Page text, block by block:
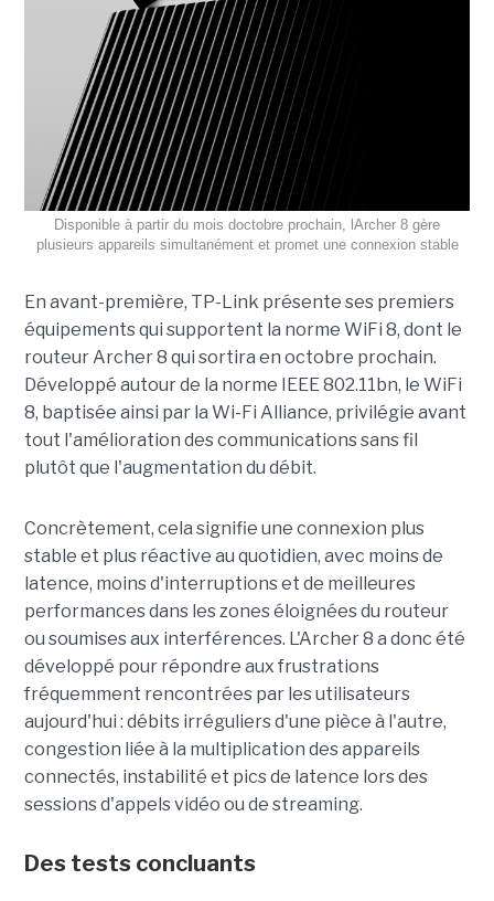
Disponible à partir du mois doctobre prochain, lArcher 8 gère
plusieurs appareils simultanément et promet une connexion stable
En avant-première, TP-Link présente ses premiers
équipements qui supportent la norme WiFi 8, dont le
routeur Archer 8 qui sortira en octobre prochain.
Développé autour de la norme IEEE 802.11bn, le WiFi
8, baptisée ainsi par la Wi-Fi Alliance, privilégie avant
tout l'amélioration des communications sans fil
plutôt que l'augmentation du débit.
Concrètement, cela signifie une connexion plus
stable et plus réactive au quotidien, avec moins de
latence, moins d'interruptions et de meilleures
performances dans les zones éloignées du routeur
ou soumises aux interférences. L'Archer 8 a donc été
développé pour répondre aux frustrations
fréquemment rencontrées par les utilisateurs
aujourd'hui : débits irréguliers d'une pièce à l'autre,
congestion liée à la multiplication des appareils
connectés, instabilité et pics de latence lors des
sessions d'appels vidéo ou de streaming.
Des tests concluants